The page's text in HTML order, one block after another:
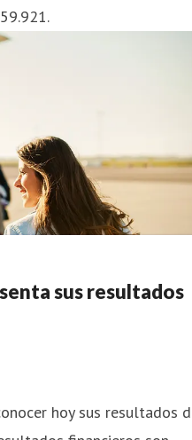
sus resultados
hoy sus resultados